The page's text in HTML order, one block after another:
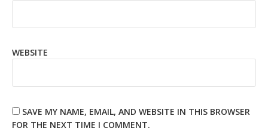
WEBSITE
SAVE MY NAME, EMAIL, AND WEBSITE IN THIS BROWSER
FOR THE NEXT TIME I COMMENT.